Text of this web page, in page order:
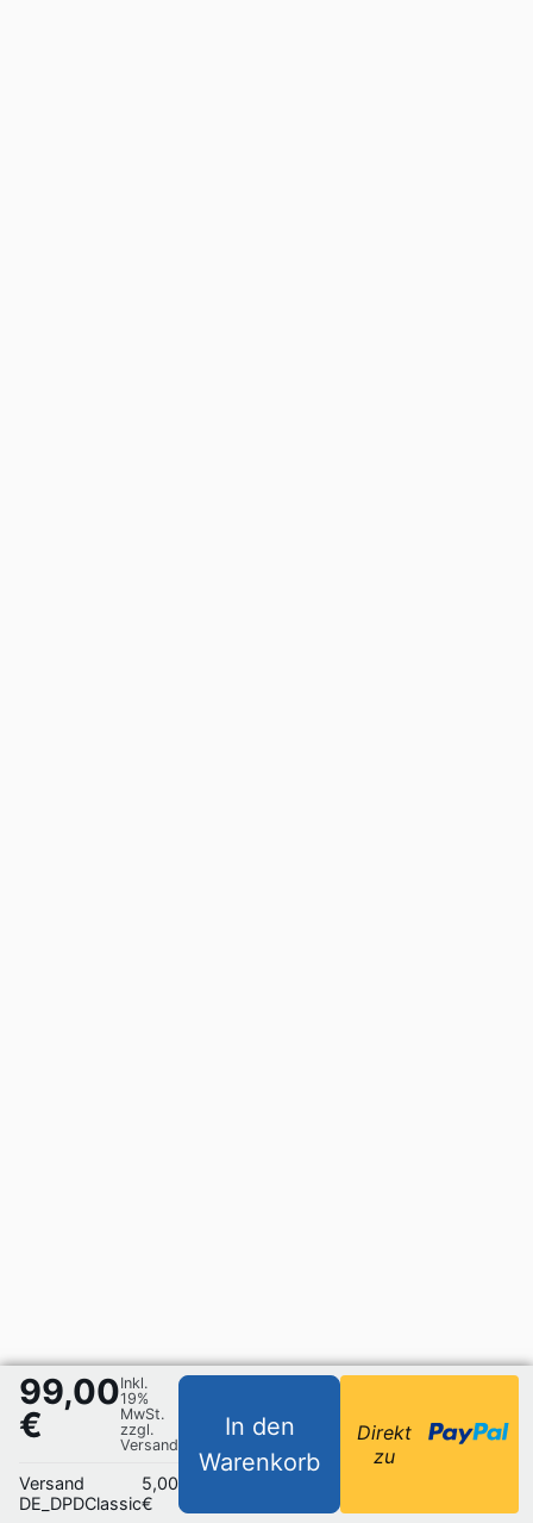
99,00
€
Inkl.
19%
MwSt.
zzgl.
Versand
Versand
DE_DPDClassic
5,00
€
In den
Warenkorb
Direkt
zu